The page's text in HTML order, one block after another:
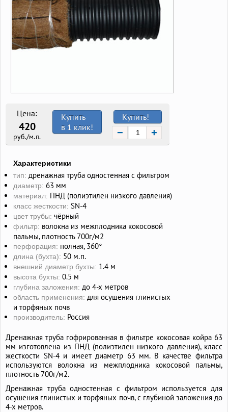
Цена:
420
руб./м.п.
Купить!
− +
Купить
в 1 клик!
Характеристики
тип: дренажная труба одностенная с фильтром
диаметр: 63 мм
материал: ПНД (полиэтилен низкого давления)
класс жесткости: SN-4
цвет трубы: чёрный
фильтр: волокна из межплодника кокосовой
пальмы, плотность 700г/м2
перфорация: полная, 360°
длина (бухта): 50 м.п.
внешний диаметр бухты: 1.4 м
высота бухты: 0.5 м
глубина заложения: до 4-х метров
область применения: для осушения глинистых
и торфяных почв
производитель: Россия
Дренажная труба гофрированная в фильтре кокосовая койра 63
мм изготовлена из ПНД (полиэтилен низкого давления), класс
жесткости SN-4 и имеет диаметр 63 мм. В качестве фильтра
используются волокна из межплодника кокосовой пальмы,
плотность 700г/м2.
Дренажная труба одностенная с фильтром используется для
осушения глинистых и торфяных почв, с глубиной заложения до
4-х метров.